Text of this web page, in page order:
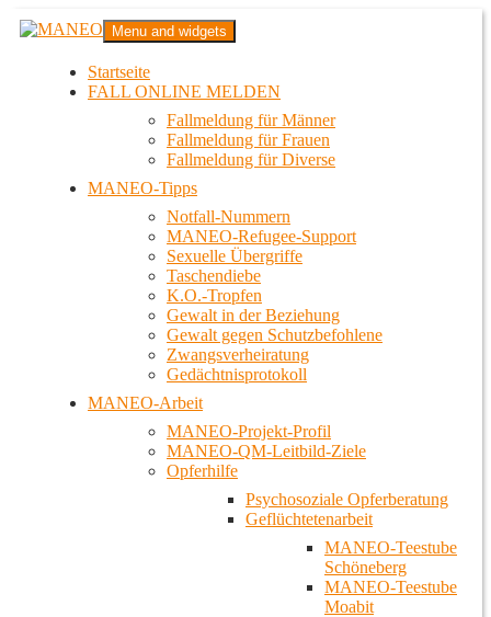
Zum
InhaltMANEO
Das schwule Anti-Gewalt-Projekt in Berlin
Menu and widgets
Startseite
FALL ONLINE MELDEN
Fallmeldung für Männer
Fallmeldung für Frauen
Fallmeldung für Diverse
MANEO-Tipps
Notfall-Nummern
MANEO-Refugee-Support
Sexuelle Übergriffe
Taschendiebe
K.O.-Tropfen
Gewalt in der Beziehung
Gewalt gegen Schutzbefohlene
Zwangsverheiratung
Gedächtnisprotokoll
MANEO-Arbeit
MANEO-Projekt-Profil
MANEO-QM-Leitbild-Ziele
Opferhilfe
Psychosoziale Opferberatung
Geflüchtetenarbeit
MANEO-Teestube
Schöneberg
MANEO-Teestube
Moabit